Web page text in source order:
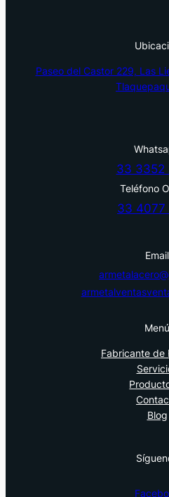
Paseo del Castor 229, Las
33 3352
Teléfono
33 4077
Email
Menú
Fabricante de
Blog